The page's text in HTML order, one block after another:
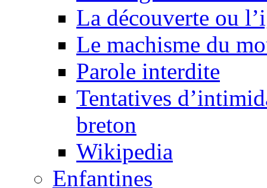
La découverte ou
Le machisme du
Parole interdite
Tentatives
breton
Wikipedia
Enfantines